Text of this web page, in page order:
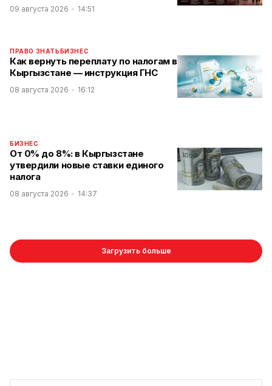
09 августа 2026 14:51
ПРАВО ЗНАТЬБИЗНЕС
Как вернуть переплату по налогам в
Кыргызстане — инструкция ГНС
08 августа 2026 16:12
БИЗНЕС
От 0% до 8%: в Кыргызстане
утвердили новые ставки единого
налога
08 августа 2026 14:37
Загрузить больше